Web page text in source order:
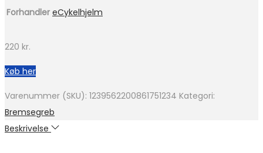
Forhandler eCykelhjelm
220 kr.
Køb her
Varenummer (SKU): 1239562200861751234 Kategori:
Bremsegreb
Beskrivelse